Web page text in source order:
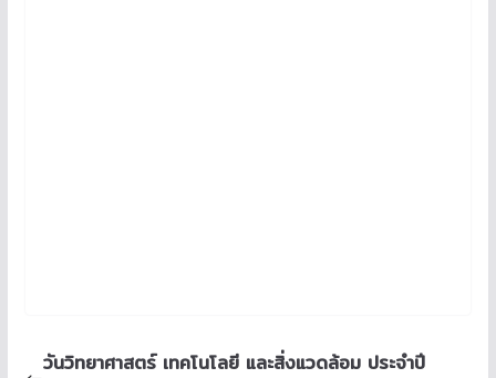
วันวิทยาศาสตร์ เทคโนโลยี และสิ่งแวดล้อม ประจำปี